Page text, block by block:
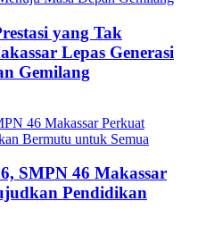
yang Tak
Lepas Generasi
Gemilang
SMPN 46 Makassar
Pendidikan